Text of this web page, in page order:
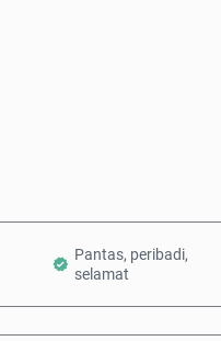
Pantas, peribadi,
selamat